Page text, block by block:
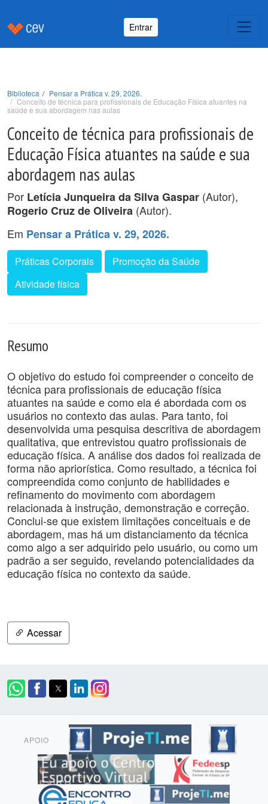
Entrar
Biblioteca
Pensar a Prática v. 29, 2026.
Conceito de técnica para profissionais de Educação Física atuantes na
saúde e sua abordagem nas aulas
Conceito de técnica para profissionais de
Educação Física atuantes na saúde e sua
abordagem nas aulas
Por Letícia Junqueira da Silva Gaspar (Autor),
Rogerio Cruz de Oliveira (Autor).
Em Pensar a Prática v. 29, 2026.
Práticas Corporais
Promoção da Saúde
Atividade física
Resumo
O objetivo do estudo foi compreender o conceito de
técnica para profissionais de educação física
atuantes na saúde e como ela é abordada com os
usuários no contexto das aulas. Para tanto, foi
desenvolvida uma pesquisa descritiva de abordagem
qualitativa, que entrevistou quatro profissionais de
educação física. A análise dos dados foi realizada de
forma não apriorística. Como resultado, a técnica foi
compreendida como conjunto de habilidades e
refinamento do movimento com abordagem
relacionada à instrução, demonstração e correção.
Conclui-se que existem limitações conceituais e de
abordagem, mas há um distanciamento da técnica
como algo a ser adquirido pelo usuário, ou como um
padrão a ser seguido, revelando potencialidades da
educação física no contexto da saúde.
Acessar
APOIO